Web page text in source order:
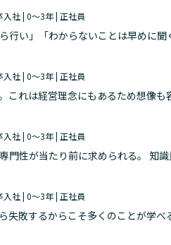
入社 | 0～3年 | 正社員
行い」「わからないことは早めに
入社 | 0～3年 | 正社員
これは経営理念にもあるため想像
入社 | 0～3年 | 正社員
門性が当たり前に求められる。 知
入社 | 0～3年 | 正社員
失敗するからこそ多くのことが学